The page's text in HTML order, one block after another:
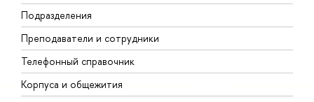
Подразделения
Преподаватели и сотрудники
Телефонный справочник
Корпуса и общежития